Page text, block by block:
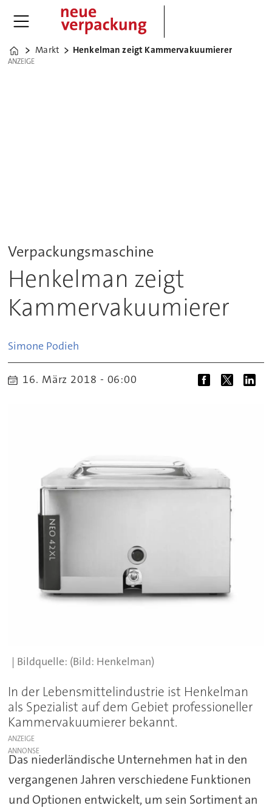
Home
Markt Henkelman zeigt Kammervakuumierer
ANZEIGE
ANZEIGE
Verpackungsmaschine
Henkelman zeigt
Kammervakuumierer
Simone Podieh
16. März 2018 - 06:00
(Bild: Henkelman)
In der Lebensmittelindustrie ist Henkelman
als Spezialist auf dem Gebiet professioneller
Kammervakuumierer bekannt.
ANZEIGE
Das niederländische Unternehmen hat in den
vergangenen Jahren verschiedene Funktionen
und Optionen entwickelt, um sein Sortiment an